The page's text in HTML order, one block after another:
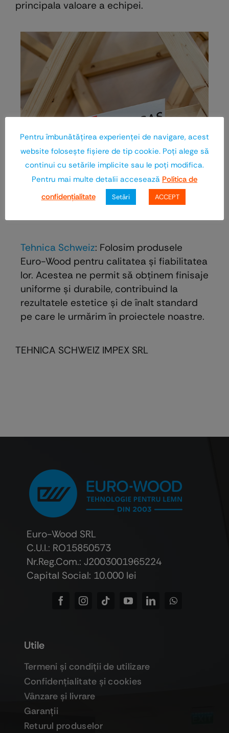
principala valoare a echipei.
Tehnica Schweiz: Folosim produsele
Euro-Wood pentru calitatea și fiabilitatea
lor. Acestea ne permit să obținem finisaje
uniforme și durabile, contribuind la
rezultatele estetice și de înalt standard
pe care le urmărim în proiectele noastre.
TEHNICA SCHWEIZ IMPEX SRL
Euro-Wood SRL
C.U.I.: RO15850573
Nr.Reg.Com.: J2003001965224
Capital Social: 10.000 lei
Utile
Termeni şi condiţii de utilizare
Confidenţialitate şi cookies
Vânzare şi livrare
Garanţii
Returul produselor
Pentru îmbunătăţirea experienţei de navigare, acest
website foloseşte fişiere de tip cookie. Poţi alege să
continui cu setările implicite sau le poţi modifica.
Pentru mai multe detalii accesează Politica de
confidenţialitate
Setări ACCEPT